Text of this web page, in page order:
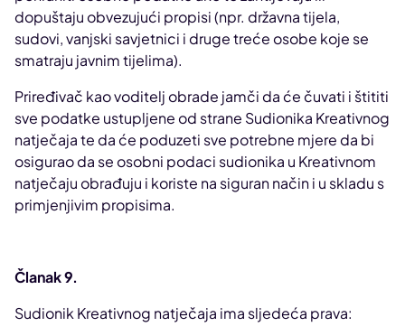
dopuštaju obvezujući propisi (npr. državna tijela,
sudovi, vanjski savjetnici i druge treće osobe koje se
smatraju javnim tijelima).
Priređivač kao voditelj obrade jamči da će čuvati i štititi
sve podatke ustupljene od strane Sudionika Kreativnog
natječaja te da će poduzeti sve potrebne mjere da bi
osigurao da se osobni podaci sudionika u Kreativnom
natječaju obrađuju i koriste na siguran način i u skladu s
primjenjivim propisima.
Članak 9.
Sudionik Kreativnog natječaja ima sljedeća prava: